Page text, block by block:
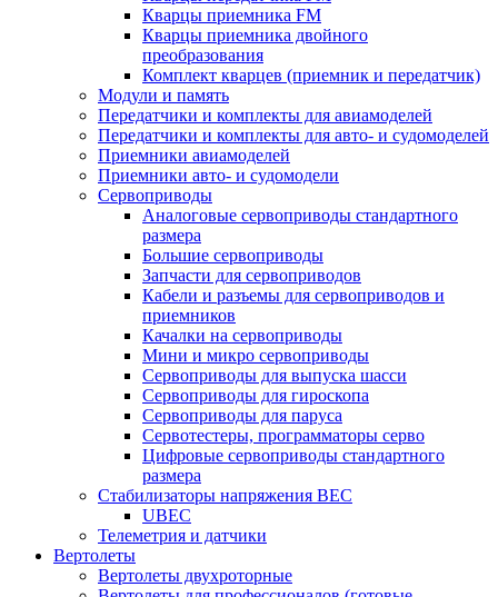
Кварцы приемника FM
Кварцы приемника двойного
преобразования
Комплект кварцев (приемник и передатчик)
Модули и память
Передатчики и комплекты для авиамоделей
Передатчики и комплекты для авто- и судомоделей
Приемники авиамоделей
Приемники авто- и судомодели
Сервоприводы
Аналоговые сервоприводы стандартного
размера
Большие сервоприводы
Запчасти для сервоприводов
Кабели и разъемы для сервоприводов и
приемников
Качалки на сервоприводы
Мини и микро сервоприводы
Сервоприводы для выпуска шасси
Сервоприводы для гироскопа
Сервоприводы для паруса
Сервотестеры, программаторы серво
Цифровые сервоприводы стандартного
размера
Стабилизаторы напряжения BEC
UBEC
Телеметрия и датчики
Вертолеты
Вертолеты двухроторные